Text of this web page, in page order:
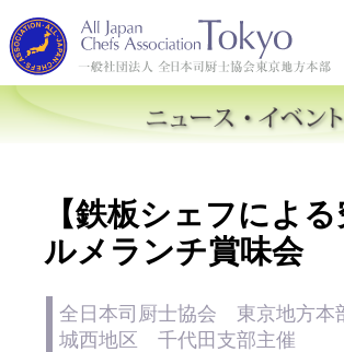
【鉄板シェフによ
ルメランチ賞味会
全日本司厨士協会 東京地方
城西地区 千代田支部主催